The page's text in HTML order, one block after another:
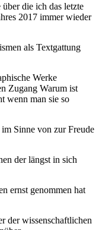
die ich das letzte
2017 immer wieder
als Textgattung
Werke
Zugang Warum ist
wenn man sie so
Sinne von zur Freude
der längst in sich
ernst genommen hat
der wissenschaftlichen